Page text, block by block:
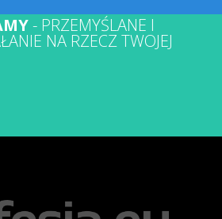
- PRZEMYŚLANE I
NA RZECZ TWOJEJ